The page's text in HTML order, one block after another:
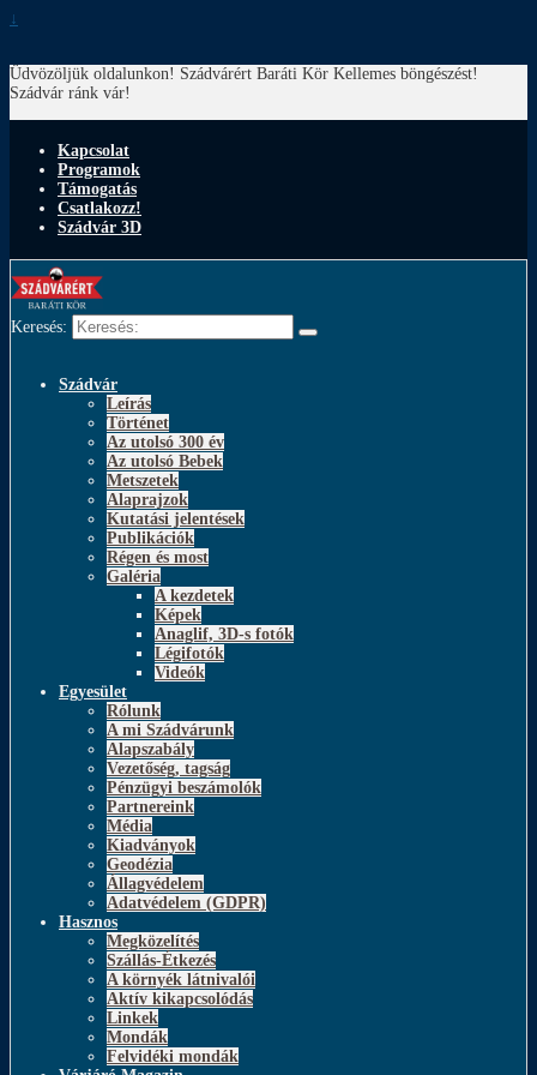
↓
Üdvözöljük oldalunkon! Szádvárért Baráti Kör Kellemes böngészést!
Szádvár ránk vár!
Kapcsolat
Programok
Támogatás
Csatlakozz!
Szádvár 3D
Keresés:
Szádvár
Leírás
Történet
Az utolsó 300 év
Az utolsó Bebek
Metszetek
Alaprajzok
Kutatási jelentések
Publikációk
Régen és most
Galéria
A kezdetek
Képek
Anaglif, 3D-s fotók
Légifotók
Videók
Egyesület
Rólunk
A mi Szádvárunk
Alapszabály
Vezetőség, tagság
Pénzügyi beszámolók
Partnereink
Média
Kiadványok
Geodézia
Állagvédelem
Adatvédelem (GDPR)
Hasznos
Megközelítés
Szállás-Étkezés
A környék látnivalói
Aktív kikapcsolódás
Linkek
Mondák
Felvidéki mondák